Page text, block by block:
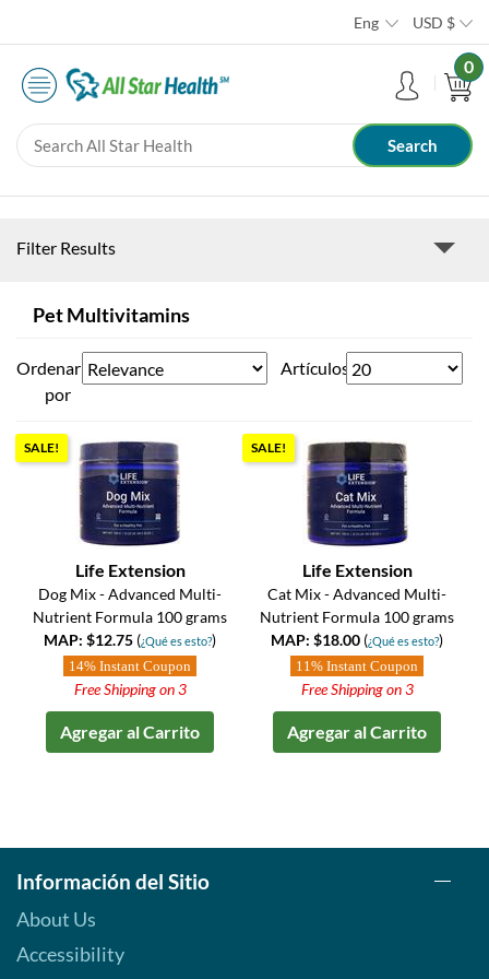
Eng USD $
0
Filter Results
Pet Multivitamins
Ordenar
por
Artículos
SALE!
Life Extension
Dog Mix - Advanced Multi-
Nutrient Formula 100 grams
MAP: $12.75 (¿Qué es esto?)
14% Instant Coupon
Free Shipping on 3
Agregar al Carrito
SALE!
Life Extension
Cat Mix - Advanced Multi-
Nutrient Formula 100 grams
MAP: $18.00 (¿Qué es esto?)
11% Instant Coupon
Free Shipping on 3
Agregar al Carrito
Información del Sitio
About Us
Accessibility